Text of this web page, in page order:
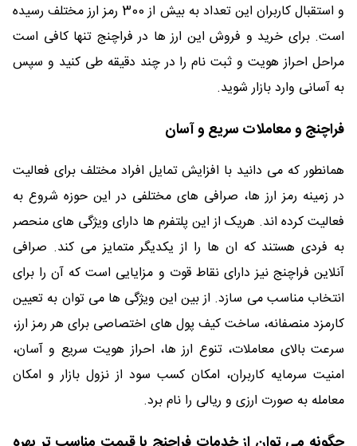
و استقبال کاربران این تعداد به بیش از 300 رمز ارز مختلف رسیده
است. برای خرید و فروش این ارز ها در فراچنج تنها کافی است
مراحل احراز هویت و ثبت نام را در چند دقیقه طی کنید و سپس
به آسانی وارد بازار شوید.
فراچنج و معاملات سریع و آسان
همانطور که می دانید با افزایش تمایل افراد مختلف برای فعالیت
در زمینه رمز ارز ها، صرافی های مختلفی در این حوزه شروع به
فعالیت کرده اند. هریک از این پلتفرم ها دارای ویژگی های منحصر
به فردی هستند که ان ها را از یکدیگر متمایز می کند. صرافی
آنلاین فراچنج نیز دارای نقاط قوت و مزایایی است که آن را برای
انتخاب مناسب می سازد. از بین این ویژگی ها می توان به تعیین
کارمزد منصفانه، ساخت کیف پول های اختصاصی برای هر رمز ارز،
سرعت بالای معاملات، تنوع ارز ها، احراز هویت سریع و آسان،
امنیت سرمایه کاربران، امکان کسب سود از نزول بازار و امکان
معامله به صورت ارزی و ریالی را نام برد.